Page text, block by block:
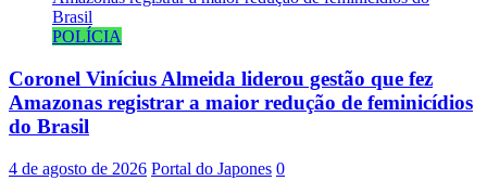
POLÍCIA
Coronel Vinícius Almeida liderou gestão que fez
Amazonas registrar a maior redução de feminicídios
do Brasil
4 de agosto de 2026 Portal do Japones 0